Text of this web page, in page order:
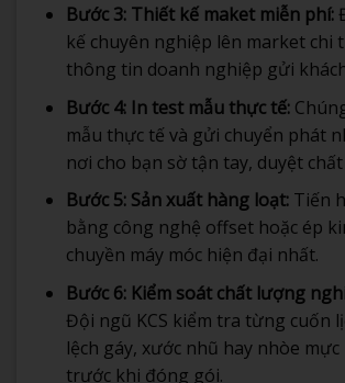
Bước 3: Thiết kế maket miễn phí:
kế chuyên nghiệp lên market chi
thông tin doanh nghiệp gửi
Bước 4: In test mẫu thực tế:
mẫu thực tế và gửi chuyển phát
nơi cho bạn sờ tận tay, duyệt
Bước 5: Sản xuất hàng loạt:Tiến
bằng công nghệ offset hoặc ép
chuyền máy móc hiện đại nhất.
Bước 6: Kiểm soát chất lượng
Đội ngũ KCS kiểm tra từng cuốn
lệch gáy, xước nhũ hay nhòe
trước khi đóng gói.